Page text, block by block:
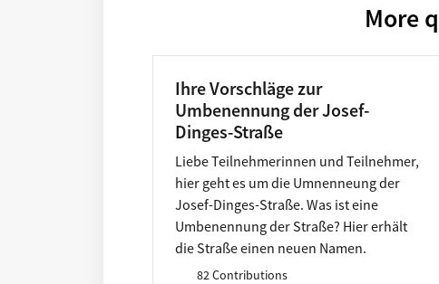
More
Ihre Vorschläge zur
Umbenennung der Josef-
Dinges-Straße
Liebe Teilnehmerinnen und Teilnehmer,
hier geht es um die Umnenneung der
Josef-Dinges-Straße. Was ist eine
Umbenennung der Straße? Hier erhält
die Straße einen neuen Namen.
82 Contributions